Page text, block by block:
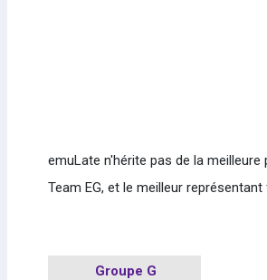
emuLate n'hérite pas de la
Team EG, et le meilleur
Groupe G